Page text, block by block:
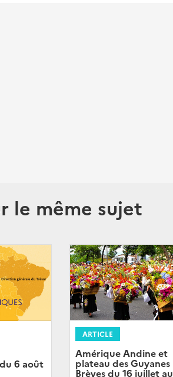
le même sujet
6 août
ARTICLE
Amérique Andine et
plateau des Guyanes
Brèves du 16 juillet